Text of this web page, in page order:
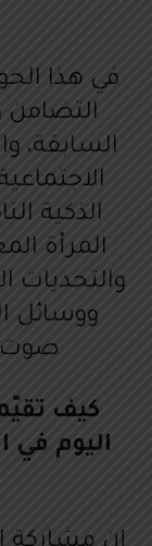
في هذا
التضامن
السابقة،
الذكية
المرأة
والتحديات
ووسائل
صوت
كيف
اليوم في